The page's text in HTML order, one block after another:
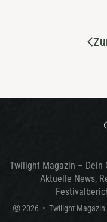
Twilight Magazin – Dein
Aktuelle News,
© 2026 • Twilight Magazin